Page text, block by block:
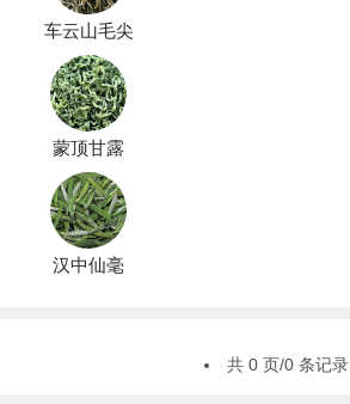
车云山毛尖
蒙顶甘露
汉中仙毫
共 0 页/0 条记录